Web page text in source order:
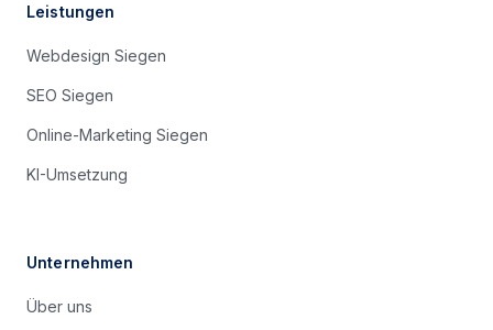
Leistungen
Webdesign Siegen
SEO Siegen
Online-Marketing Siegen
KI-Umsetzung
Unternehmen
Über uns